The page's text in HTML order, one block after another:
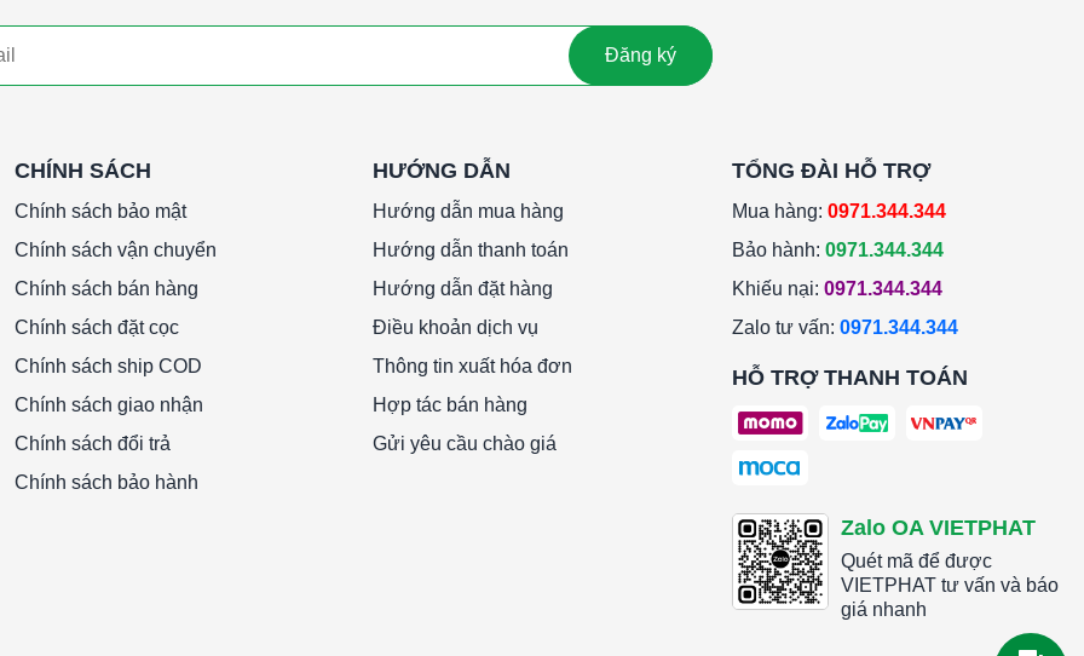
Đăng ký
CHÍNH SÁCH
Chính sách bảo mật
Chính sách vận chuyển
Chính sách bán hàng
Chính sách đặt cọc
Chính sách ship COD
Chính sách giao nhận
Chính sách đổi trả
Chính sách bảo hành
HƯỚNG DẪN
Hướng dẫn mua hàng
Hướng dẫn thanh toán
Hướng dẫn đặt hàng
Điều khoản dịch vụ
Thông tin xuất hóa đơn
Hợp tác bán hàng
Gửi yêu cầu chào giá
TỔNG ĐÀI HỖ TRỢ
Mua hàng: 0971.344.344
Bảo hành: 0971.344.344
Khiếu nại: 0971.344.344
Zalo tư vấn: 0971.344.344
HỖ TRỢ THANH TOÁN
Zalo OA VIETPHAT
Quét mã để được
VIETPHAT tư vấn và báo
giá nhanh